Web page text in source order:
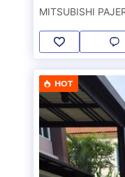
MITSUBISHI
HOT